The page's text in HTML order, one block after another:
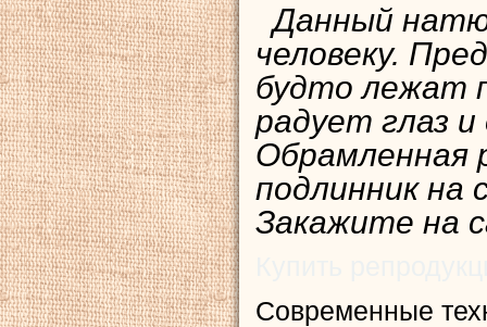
Данный
человеку.
будто лежат
радует глаз
Обрамленная
подлинник на
Закажите на
Современные